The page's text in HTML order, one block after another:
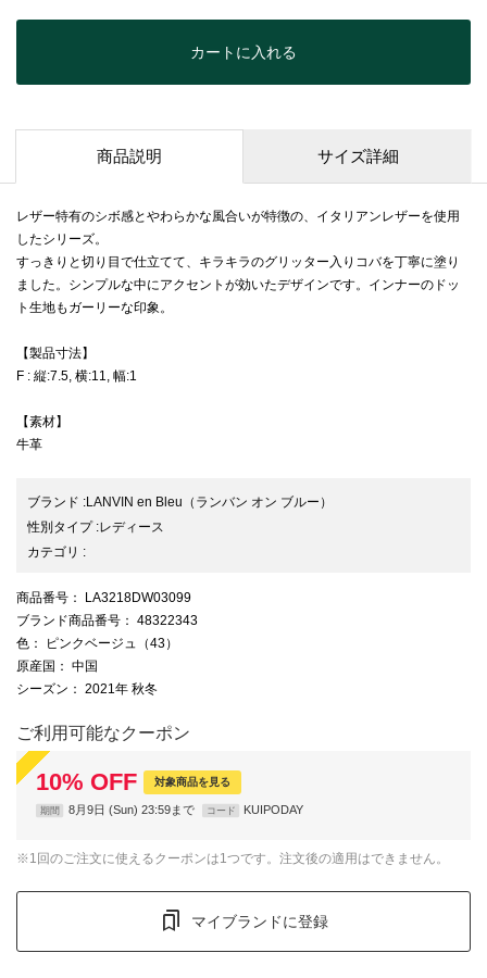
カートに入れる
商品説明 サイズ詳細
レザー特有のシボ感とやわらかな風合いが特徴の、イタリアンレザーを使用
したシリーズ。
すっきりと切り目で仕立てて、キラキラのグリッター入りコバを丁寧に塗り
ました。シンプルな中にアクセントが効いたデザインです。インナーのドッ
ト生地もガーリーな印象。
【製品寸法】
F : 縦:7.5, 横:11, 幅:1
【素材】
牛革
ブランド :LANVIN en Bleu （ランバン オン ブルー）
性別タイプ:レディース
カテゴリ :
商品番号 ： LA3218DW03099
ブランド商品番号 ： 48322343
色 ： ピンクベージュ（43）
原産国 ： 中国
シーズン ： 2021年 秋冬
ご利用可能なクーポン
10% OFF 対象商品を見る
期間 8月9日 (Sun) 23:59まで コード KUIPODAY
※1回のご注文に使えるクーポンは1つです。注文後の適用はできません。
マイブランドに登録